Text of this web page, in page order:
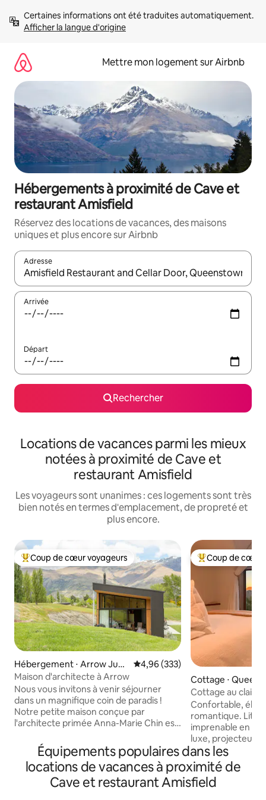
directement
Afficher la langue d'origine
Mettre mon logement sur Airbnb
Hébergements à proximité de Cave et
restaurant Amisfield
Réservez des locations de vacances, des maisons
uniques et plus encore sur Airbnb
Adresse
Lorsque les résultats s'affichent, utilisez les flèches vers le
Arrivée
Départ
Rechercher
Locations de vacances parmi les mieux
notées à proximité de Cave et
restaurant Amisfield
Les voyageurs sont unanimes : ces logements sont très
bien notés en termes d'emplacement, de propreté et
plus encore.
Coups de cœur voyageurs les plus appréciés
Coup de cœur voyageurs
Hébergement ⋅ Arrow Junc
tion
Évaluation moyenne sur la
4,96 (333)
Maison d'architecte à Arrow
Nous vous invitons à venir séjourner
dans un magnifique coin de paradis !
Notre petite maison conçue par
l'architecte primée Anna-Marie Chin est
schiste exposés dans un paysage
magnifique. Il y a 3 acres de terrain pour
se promener et les vues depuis le terrain
sont magnifiques ! Le salon dispose de
grandes fenêtres orientées plein nord
Coups de cœur
Coup de cœur
Cottage ⋅
Cottage au clair
et romantique
Confortable,
romantique. Lit
imprenable en
luxe, projecteur
appareil et
illimitée.
luxueuse, conçue
Équipements populaires dans les
locations de vacances à proximité de
Cave et restaurant Amisfield